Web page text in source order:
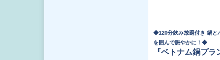
◆120分飲み放題付き 鍋と
を囲んで賑やかに！◆
『ベトナム鍋プラ